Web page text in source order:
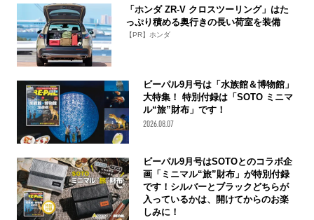
「ホンダ ZR-V クロスツーリング」はた
っぷり積める奥行きの長い荷室を装備
【PR】ホンダ
ビーパル9月号は「水族館＆博物館」
大特集！ 特別付録は「SOTO ミニマ
ル“旅”財布」です！
2026.08.07
ビーパル9月号はSOTOとのコラボ企
画「ミニマル“旅”財布」が特別付録
です！シルバーとブラックどちらが
入っているかは、開けてからのお楽
しみに！